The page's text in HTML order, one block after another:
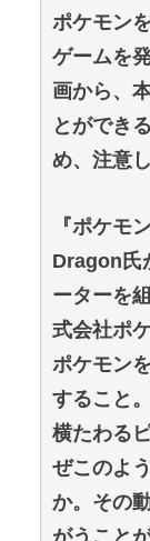
ポケモン
ゲームを
画から、
とができ
め、注意
『ポケモ
Dragon氏
ーターを
式会社ポ
ポケモン
すること
横たわる
ぜこのよ
か。その
がうこと